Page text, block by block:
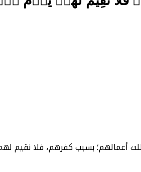
أعمالهم؛ بسبب كفرهم، فلا نقيم